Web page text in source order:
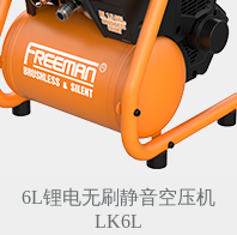
6L锂电无刷静音空压机
LK6L